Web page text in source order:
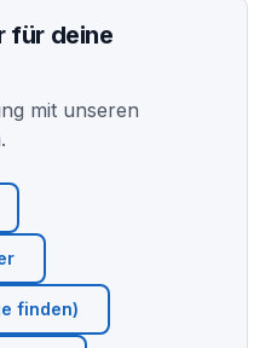
für deine
mit unseren
finden)